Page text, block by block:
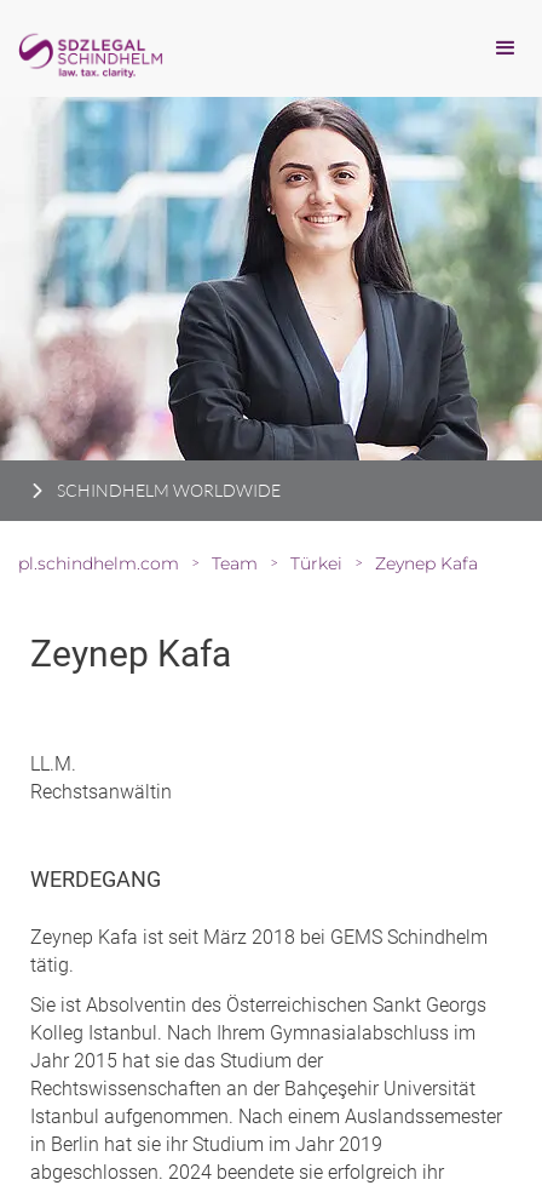
SCHINDHELM WORLDWIDE
pl.schindhelm.com > Team > Türkei > Zeynep Kafa
Zeynep Kafa
LL.M.
Rechstsanwältin
WERDEGANG
Zeynep Kafa ist seit März 2018 bei GEMS Schindhelm
tätig.
Sie ist Absolventin des Österreichischen Sankt Georgs
Kolleg Istanbul. Nach Ihrem Gymnasialabschluss im
Jahr 2015 hat sie das Studium der
Rechtswissenschaften an der Bahçeşehir Universität
Istanbul aufgenommen. Nach einem Auslandssemester
in Berlin hat sie ihr Studium im Jahr 2019
abgeschlossen. 2024 beendete sie erfolgreich ihr